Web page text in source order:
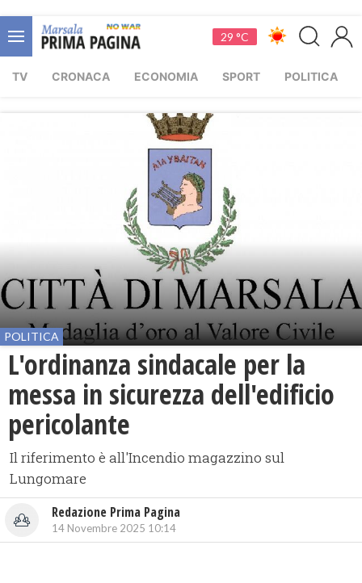
29 °C
TV CRONACA ECONOMIA SPORT POLITICA
POLITICA
L'ordinanza sindacale per la
messa in sicurezza dell'edificio
pericolante
Il riferimento è all'Incendio magazzino sul
Lungomare
Redazione Prima Pagina
14 Novembre 2025 10:14